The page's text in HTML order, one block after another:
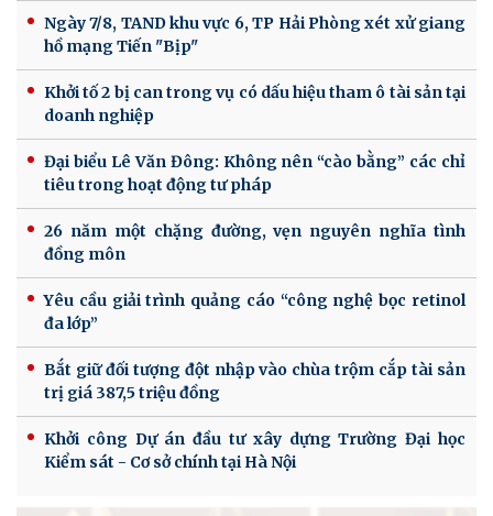
Ngày 7/8, TAND khu vực 6, TP Hải Phòng xét xử giang
hồ mạng Tiến "Bịp"
Khởi tố 2 bị can trong vụ có dấu hiệu tham ô tài sản tại
doanh nghiệp
Đại biểu Lê Văn Đông: Không nên “cào bằng” các chỉ
tiêu trong hoạt động tư pháp
26 năm một chặng đường, vẹn nguyên nghĩa tình
đồng môn
Yêu cầu giải trình quảng cáo “công nghệ bọc retinol
đa lớp”
Bắt giữ đối tượng đột nhập vào chùa trộm cắp tài sản
trị giá 387,5 triệu đồng
Khởi công Dự án đầu tư xây dựng Trường Đại học
Kiểm sát - Cơ sở chính tại Hà Nội